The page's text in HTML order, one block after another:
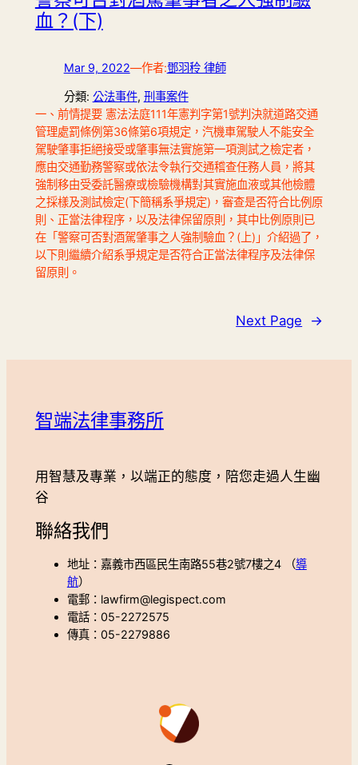
血？(下)
Mar 9, 2022—作者:鄧羽秢 律師
分類: 公法事件, 刑事案件
一、前情提要 憲法法庭111年憲判字第1號判決就道路交通
管理處罰條例第36條第6項規定，汽機車駕駛人不能安全
駕駛肇事拒絕接受或肇事無法實施第一項測試之檢定者，
應由交通勤務警察或依法令執行交通稽查任務人員，將其
強制移由受委託醫療或檢驗機構對其實施血液或其他檢體
之採樣及測試檢定(下簡稱系爭規定)，審查是否符合比例原
則、正當法律程序，以及法律保留原則，其中比例原則已
在「警察可否對酒駕肇事之人強制驗血？(上)」介紹過了，
以下則繼續介紹系爭規定是否符合正當法律程序及法律保
留原則。
Next Page →
智端法律事務所
用智慧及專業，以端正的態度，陪您走過人生幽
谷
聯絡我們
地址：嘉義市西區民生南路55巷2號7樓之4 （導
航）
電郵：lawfirm@legispect.com
電話：05-2272575
傳真：05-2279886